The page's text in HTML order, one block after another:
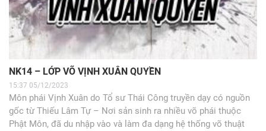
NK14 – LỚP VÕ VỊNH XUÂN QUYỀN
15:37 05/12/2023
Môn phái Vịnh Xuân do Tổ sư Thái Công truyền dạy có nguồn
gốc từ Thiếu Lâm Tự – Nơi sản sinh ra nhiều võ phái thuộc
Phật Môn, đã du nhập vào và làm đa dạng hệ thống võ thuật